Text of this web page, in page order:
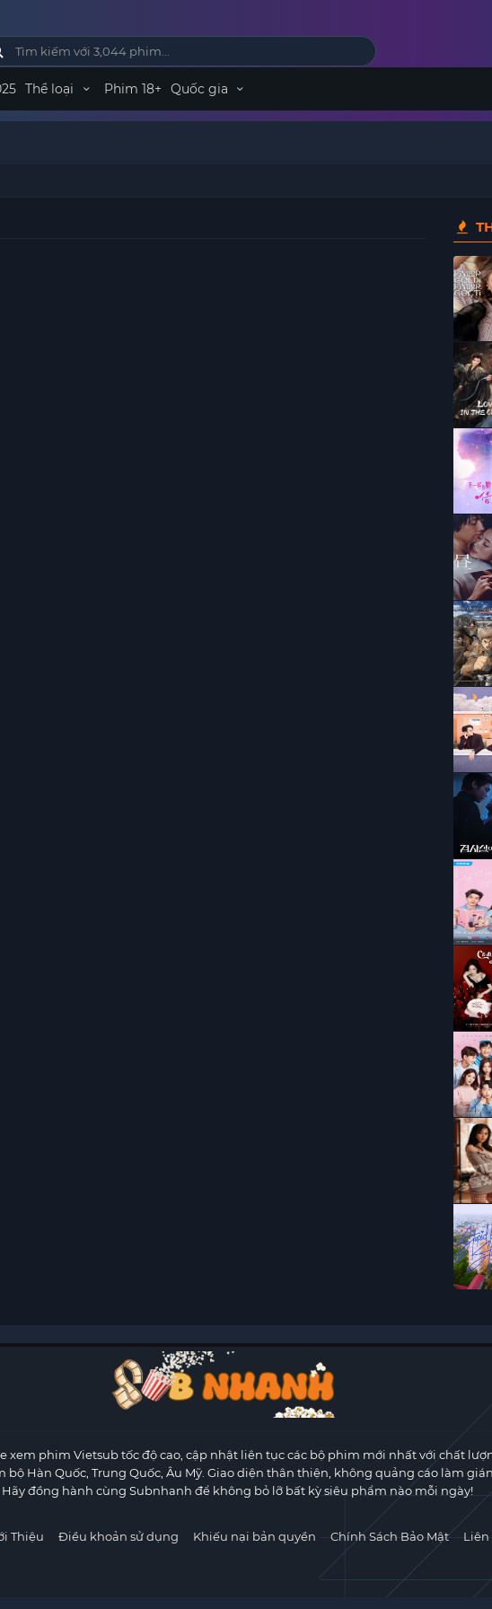
Thể loại Phim 18+ Quốc gia
xem phim Vietsub tốc độ cao, cập nhật liên tục các bộ phim mới nhất với chất
Hàn Quốc, Trung Quốc, Âu Mỹ. Giao diện thân thiện, không quảng cáo làm
Hãy đồng hành cùng Subnhanh để không bỏ lỡ bất kỳ siêu phẩm nào mỗi ngày!
Thiệu Điều khoản sử dụng Khiếu nại bản quyền Chính Sách Bảo Mật Liên